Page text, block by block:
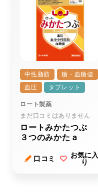
中性脂肪
糖・血糖値
血圧
タブレット
ロート製薬
まだ口コミはありません
ロートみかたつぶ
３つのみかたａ
口コミ
お気に入
り